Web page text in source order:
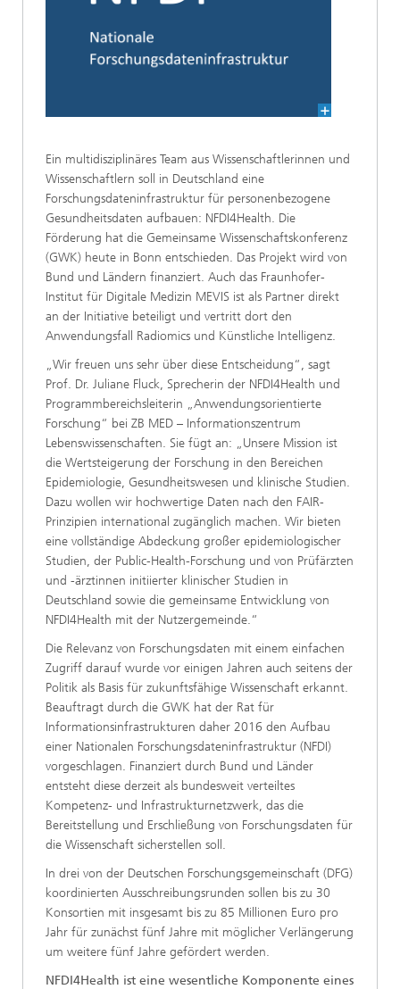
Ein multidisziplinäres Team aus Wissenschaftlerinnen und
Wissenschaftlern soll in Deutschland eine
Forschungsdateninfrastruktur für personenbezogene
Gesundheitsdaten aufbauen: NFDI4Health. Die
Förderung hat die Gemeinsame Wissenschaftskonferenz
(GWK) heute in Bonn entschieden. Das Projekt wird von
Bund und Ländern finanziert. Auch das Fraunhofer-
Institut für Digitale Medizin MEVIS ist als Partner direkt
an der Initiative beteiligt und vertritt dort den
Anwendungsfall Radiomics und Künstliche Intelligenz.
„Wir freuen uns sehr über diese Entscheidung“, sagt
Prof. Dr. Juliane Fluck, Sprecherin der NFDI4Health und
Programmbereichsleiterin „Anwendungsorientierte
Forschung“ bei ZB MED – Informationszentrum
Lebenswissenschaften. Sie fügt an: „Unsere Mission ist
die Wertsteigerung der Forschung in den Bereichen
Epidemiologie, Gesundheitswesen und klinische Studien.
Dazu wollen wir hochwertige Daten nach den FAIR-
Prinzipien international zugänglich machen. Wir bieten
eine vollständige Abdeckung großer epidemiologischer
Studien, der Public-Health-Forschung und von Prüfärzten
und -ärztinnen initiierter klinischer Studien in
Deutschland sowie die gemeinsame Entwicklung von
NFDI4Health mit der Nutzergemeinde.“
Die Relevanz von Forschungsdaten mit einem einfachen
Zugriff darauf wurde vor einigen Jahren auch seitens der
Politik als Basis für zukunftsfähige Wissenschaft erkannt.
Beauftragt durch die GWK hat der Rat für
Informationsinfrastrukturen daher 2016 den Aufbau
einer Nationalen Forschungsdateninfrastruktur (NFDI)
vorgeschlagen. Finanziert durch Bund und Länder
entsteht diese derzeit als bundesweit verteiltes
Kompetenz- und Infrastrukturnetzwerk, das die
Bereitstellung und Erschließung von Forschungsdaten für
die Wissenschaft sicherstellen soll.
In drei von der Deutschen Forschungsgemeinschaft (DFG)
koordinierten Ausschreibungsrunden sollen bis zu 30
Konsortien mit insgesamt bis zu 85 Millionen Euro pro
Jahr für zunächst fünf Jahre mit möglicher Verlängerung
um weitere fünf Jahre gefördert werden.
NFDI4Health ist eine wesentliche Komponente eines